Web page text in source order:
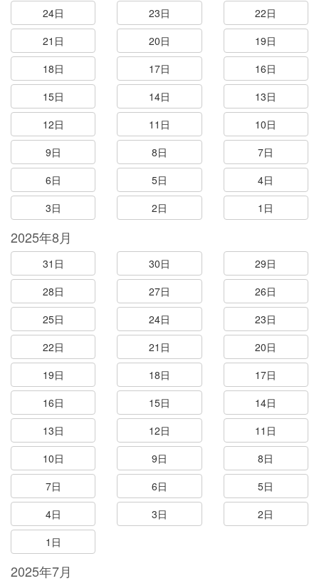
24日
23日
22日
21日
20日
19日
18日
17日
16日
15日
14日
13日
12日
11日
10日
9日
8日
7日
6日
5日
4日
3日
2日 1日
2025年8月
31日 30日
29日
28日
27日
26日
25日
24日
23日
22日
21日
20日
19日
18日
17日
16日
15日
14日
13日
12日
11日
10日
9日
8日
7日
6日
5日
4日
3日
2日
1日
2025年7月